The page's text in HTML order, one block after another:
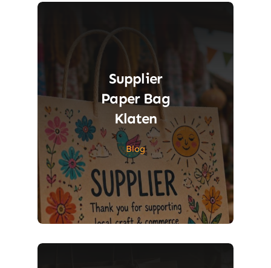
Supplier
Paper Bag
Klaten
Blog